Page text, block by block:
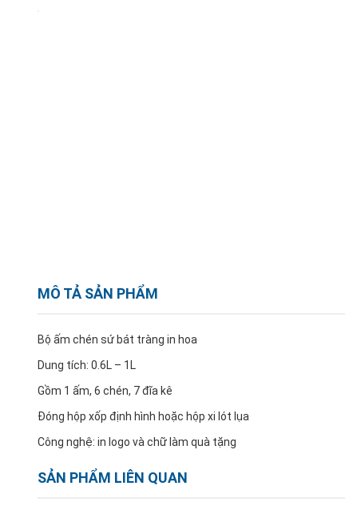
MÔ TẢ SẢN PHẨM
Bộ ấm chén sứ bát tràng in hoa
Dung tích: 0.6L – 1L
Gồm 1 ấm, 6 chén, 7 đĩa kê
Đóng hộp xốp định hình hoặc hộp xi lót lụa
Công nghệ: in logo và chữ làm quà tặng
SẢN PHẨM LIÊN QUAN